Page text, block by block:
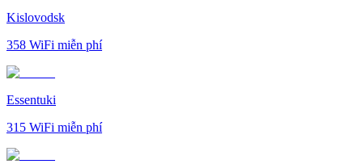
Kislovodsk
358 WiFi miễn phí
Essentuki
315 WiFi miễn phí